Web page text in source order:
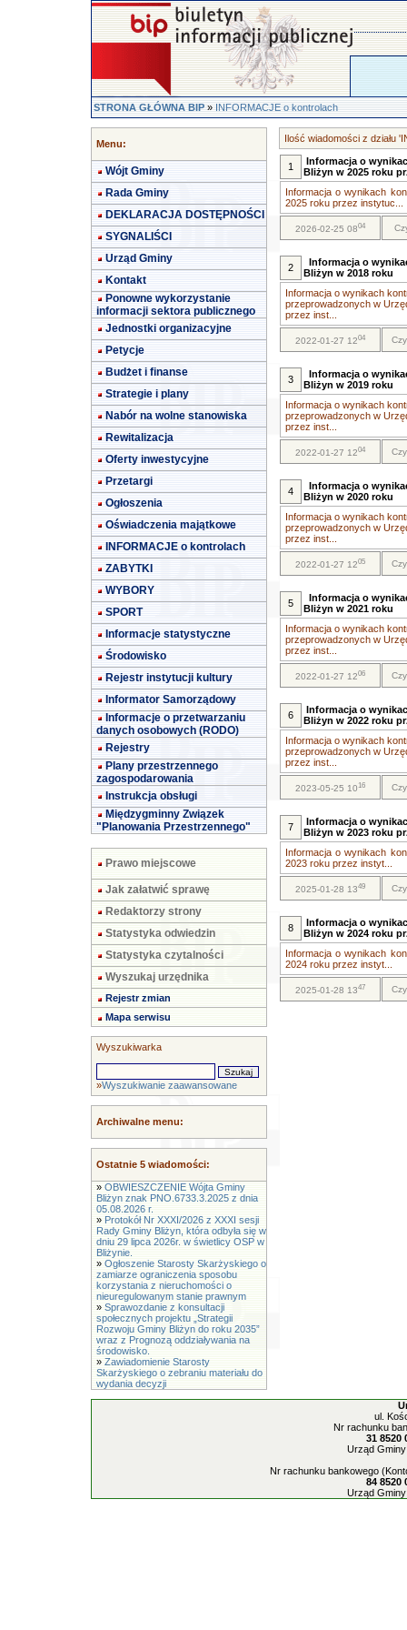
STRONA GŁÓWNA BIP»INFORMACJE o kontrolach
Menu:
Wójt Gminy
Rada Gminy
DEKLARACJA DOSTĘPNOŚCI
SYGNALIŚCI
Urząd Gminy
Kontakt
Ponowne wykorzystanie
informacji sektora publicznego
Jednostki organizacyjne
Petycje
Budżet i finanse
Strategie i plany
Nabór na wolne stanowiska
Rewitalizacja
Oferty inwestycyjne
Przetargi
Ogłoszenia
Oświadczenia majątkowe
INFORMACJE o kontrolach
ZABYTKI
WYBORY
SPORT
Informacje statystyczne
Środowisko
Rejestr instytucji kultury
Informator Samorządowy
Informacje o przetwarzaniu
danych osobowych (RODO)
Rejestry
Plany przestrzennego
zagospodarowania
Instrukcja obsługi
Międzygminny Związek
"Planowania Przestrzennego"
Prawo miejscowe
Jak załatwić sprawę
Redaktorzy strony
Statystyka odwiedzin
Statystyka czytalności
Wyszukaj urzędnika
Rejestr zmian
Mapa serwisu
Wyszukiwarka
»Wyszukiwanie zaawansowane
Archiwalne menu:
Ostatnie 5 wiadomości:
» OBWIESZCZENIE Wójta Gminy
Bliżyn znak PNO.6733.3.2025 z dnia
05.08.2026 r.
» Protokół Nr XXXI/2026 z XXXI sesji
Rady Gminy Bliżyn, która odbyła się w
dniu 29 lipca 2026r. w świetlicy OSP w
Bliżynie.
» Ogłoszenie Starosty Skarżyskiego o
zamiarze ograniczenia sposobu
korzystania z nieruchomości o
nieuregulowanym stanie prawnym
» Sprawozdanie z konsultacji
społecznych projektu „Strategii
Rozwoju Gminy Bliżyn do roku 2035”
wraz z Prognozą oddziaływania na
środowisko.
» Zawiadomienie Starosty
Skarżyskiego o zebraniu materiału do
wydania decyzji
Ilość wiadomości z działu
1
Informacja o
Bliżyn w 2025 roku
Informacja o wynikach
2025 roku przez instytuc...
2026-02-25 0804
2
Informacja o
Bliżyn w 2018 roku
Informacja o wynikach
przeprowadzonych w
przez inst...
2022-01-27 1204
3
Informacja o
Bliżyn w 2019 roku
Informacja o wynikach
przeprowadzonych w
przez inst...
2022-01-27 1204
4
Informacja o
Bliżyn w 2020 roku
Informacja o wynikach
przeprowadzonych w
przez inst...
2022-01-27 1205
5
Informacja o
Bliżyn w 2021 roku
Informacja o wynikach
przeprowadzonych w
przez inst...
2022-01-27 1206
6
Informacja o
Bliżyn w 2022 roku
Informacja o wynikach
przeprowadzonych w
przez inst...
2023-05-25 1016
7
Informacja o
Bliżyn w 2023 roku
Informacja o wynikach
2023 roku przez instyt...
2025-01-28 1349
8
Informacja o
Bliżyn w 2024 roku
Informacja o wynikach
2024 roku przez instyt...
2025-01-28 1347
ul.
Nr rachunku
31 8520
Urząd
Nr rachunku bankowego
84 8520
Urząd